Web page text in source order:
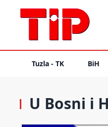
Tuzla - TK BiH
U Bosni i